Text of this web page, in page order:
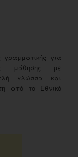
γραμματικής για
μάθησης με
γλώσσα και
από το Εθνικό